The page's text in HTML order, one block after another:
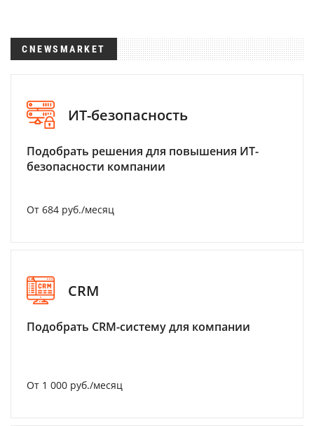
CNEWSMARKET
ИТ-безопасность
Подобрать решения для повышения ИТ-
безопасности компании
От 684 руб./месяц
CRM
Подобрать CRM-систему для компании
От 1 000 руб./месяц